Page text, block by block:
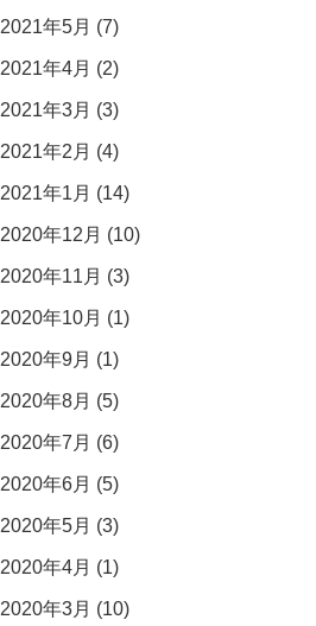
2021年5月 (7)
2021年4月 (2)
2021年3月 (3)
2021年2月 (4)
2021年1月 (14)
2020年12月 (10)
2020年11月 (3)
2020年10月 (1)
2020年9月 (1)
2020年8月 (5)
2020年7月 (6)
2020年6月 (5)
2020年5月 (3)
2020年4月 (1)
2020年3月 (10)